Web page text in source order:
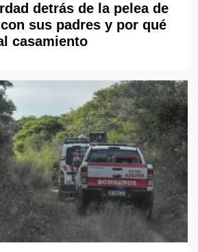
detrás de la pelea de
sus padres y por qué
casamiento